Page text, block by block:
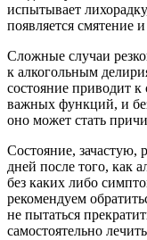
испытывает
появляется смятение
Сложные случаи
к алкогольным
состояние приводит
важных функций, и
оно может стать
Состояние, зачастую,
дней после того, как
без каких либо
рекомендуем
не пытаться
самостоятельно